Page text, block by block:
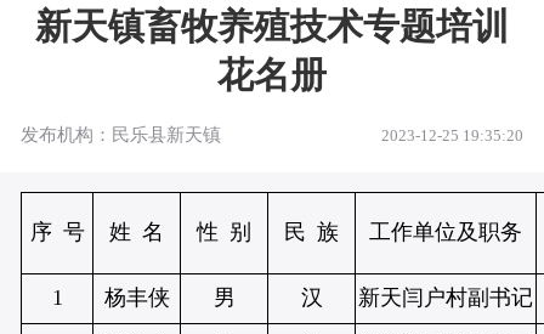
新天镇畜牧养殖技术专题培训
花名册
发布机构：民乐县新天镇 2023-12-25 19:35:20
序 号 姓 名 性 别 民 族 工作单位及职务
1 杨丰侠 男 汉 新天闫户村副书记